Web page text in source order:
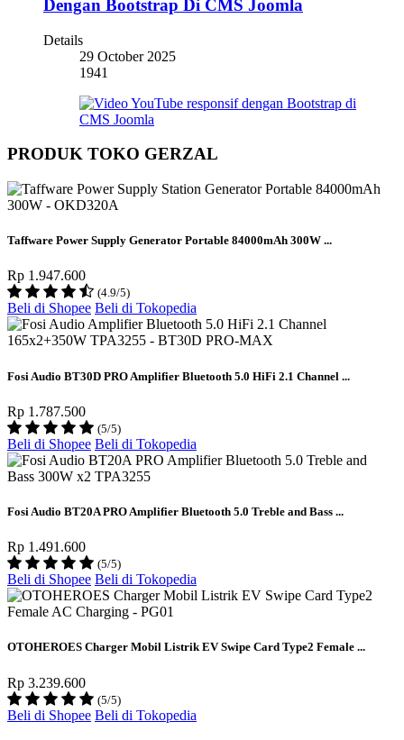
Dengan Bootstrap Di CMS Joomla
Details
29 October 2025
1941
PRODUK TOKO GERZAL
Taffware Power Supply Generator Portable 84000mAh 300W ...
Rp 1.947.600
(4.9/5)
Beli di Shopee Beli di Tokopedia
Fosi Audio BT30D PRO Amplifier Bluetooth 5.0 HiFi 2.1 Channel ...
Rp 1.787.500
(5/5)
Beli di Shopee Beli di Tokopedia
Fosi Audio BT20A PRO Amplifier Bluetooth 5.0 Treble and Bass ...
Rp 1.491.600
(5/5)
Beli di Shopee Beli di Tokopedia
OTOHEROES Charger Mobil Listrik EV Swipe Card Type2 Female ...
Rp 3.239.600
(5/5)
Beli di Shopee Beli di Tokopedia